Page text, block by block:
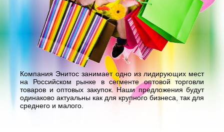
Компания Энитос занимает одно из лидирующих мест
на Российском рынке в сегменте оптовой торговли
товаров и оптовых закупок. Наши предложения будут
одинаково актуальны как для крупного бизнеса, так для
среднего и малого.